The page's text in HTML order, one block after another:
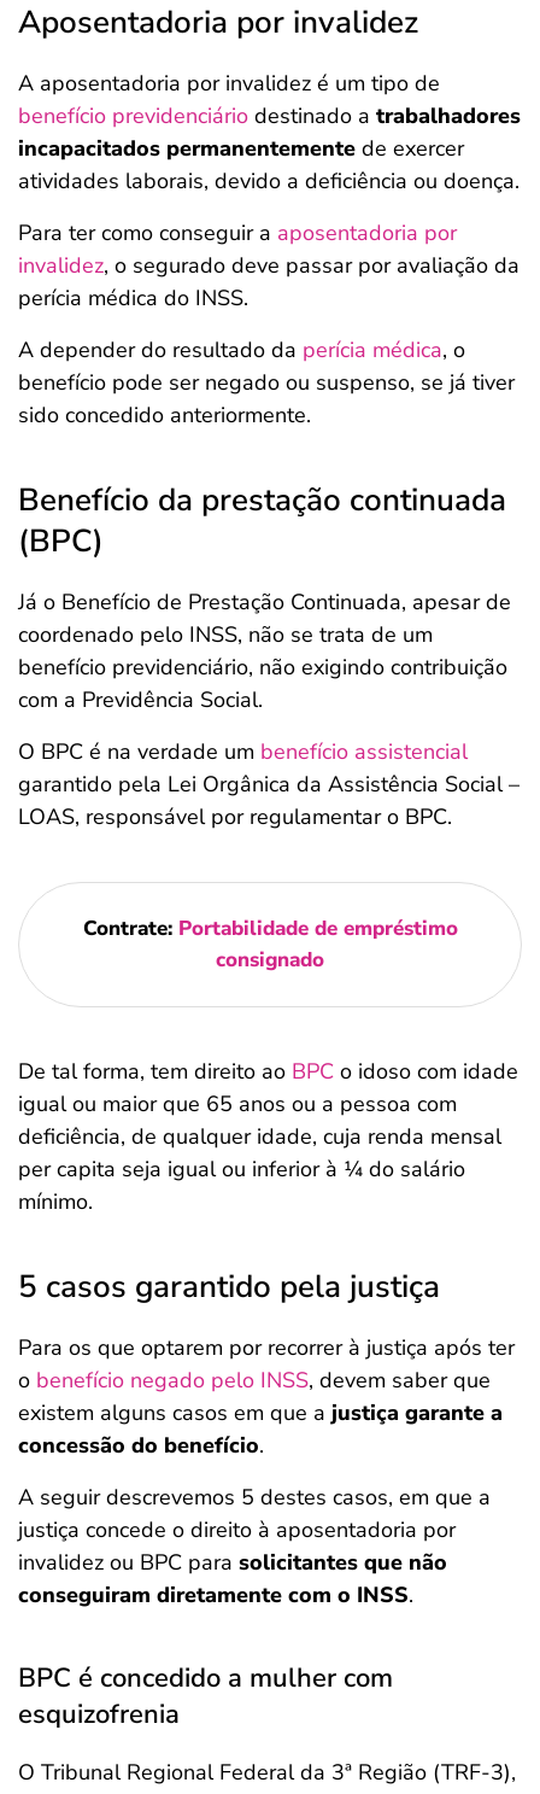
Aposentadoria por invalidez
A aposentadoria por invalidez é um tipo de
benefício previdenciário destinado a trabalhadores
incapacitados permanentemente de exercer
atividades laborais, devido a deficiência ou doença.
Para ter como conseguir a aposentadoria por
invalidez, o segurado deve passar por avaliação da
perícia médica do INSS.
A depender do resultado da perícia médica, o
benefício pode ser negado ou suspenso, se já tiver
sido concedido anteriormente.
Benefício da prestação continuada
(BPC)
Já o Benefício de Prestação Continuada, apesar de
coordenado pelo INSS, não se trata de um
benefício previdenciário, não exigindo contribuição
com a Previdência Social.
O BPC é na verdade um benefício assistencial
garantido pela Lei Orgânica da Assistência Social –
LOAS, responsável por regulamentar o BPC.
Contrate: Portabilidade de empréstimo
consignado
De tal forma, tem direito ao BPC o idoso com idade
igual ou maior que 65 anos ou a pessoa com
deficiência, de qualquer idade, cuja renda mensal
per capita seja igual ou inferior à ¼ do salário
mínimo.
5 casos garantido pela justiça
Para os que optarem por recorrer à justiça após ter
o benefício negado pelo INSS, devem saber que
existem alguns casos em que a justiça garante a
concessão do benefício.
A seguir descrevemos 5 destes casos, em que a
justiça concede o direito à aposentadoria por
invalidez ou BPC para solicitantes que não
conseguiram diretamente com o INSS.
BPC é concedido a mulher com
esquizofrenia
O Tribunal Regional Federal da 3ª Região (TRF-3),